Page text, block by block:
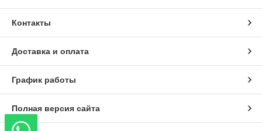
Контакты
Доставка и оплата
График работы
Полная версия сайта